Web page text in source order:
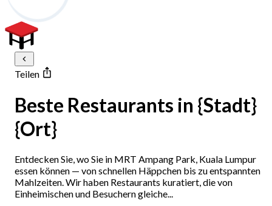
Teilen
Beste Restaurants in {Stadt}
{Ort}
Entdecken Sie, wo Sie in MRT Ampang Park, Kuala Lumpur
essen können — von schnellen Häppchen bis zu entspannten
Mahlzeiten. Wir haben Restaurants kuratiert, die von
Einheimischen und Besuchern gleiche...